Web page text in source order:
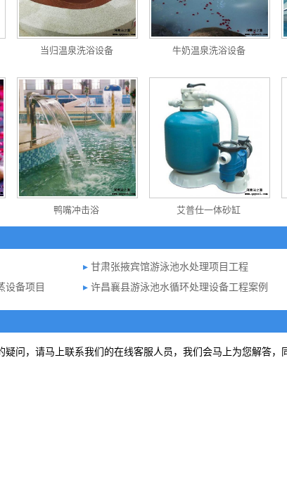
当归温泉洗浴设备 牛奶温泉洗浴设备
鸭嘴冲击浴 艾普仕一体砂缸
设备项目
▸ 甘肃张掖宾馆游泳池水处理项目工程
▸ 许昌襄县游泳池水循环处理设备工程案例
问，请马上联系我们的在线客服人员，我们会马上为您解答，